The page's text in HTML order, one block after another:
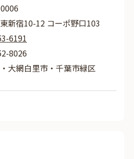
新宿10-12 コーポ野口103
6191
8026
大網白里市・千葉市緑区